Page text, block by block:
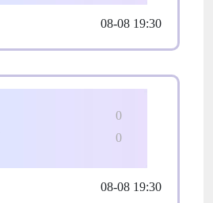
08-08 19:30
0
0
08-08 19:30